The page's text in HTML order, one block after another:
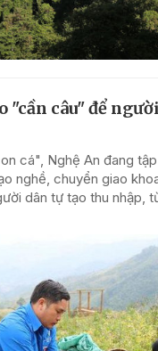
"cần câu" để
cá", Nghệ An đang
nghề, chuyển giao
dân tự tạo thu nhập,